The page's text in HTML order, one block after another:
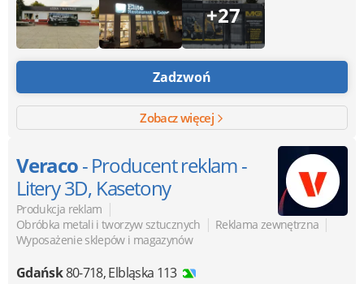
+27
Zadzwoń
Zobacz więcej
Veraco- Producent reklam -
Litery 3D, Kasetony
Produkcja reklam |
Obróbka metali i tworzyw sztucznych | Reklama zewnętrzna |
Wyposażenie sklepów i magazynów
Gdańsk80-718,Elbląska 113